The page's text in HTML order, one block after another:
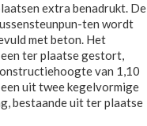
extra benadrukt. De
ten wordt
met beton. Het
ter plaatse gestort,
van 1,10
uit twee kegelvormige
bestaande uit ter plaatse